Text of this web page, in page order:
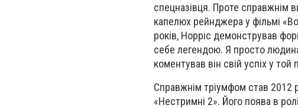
спецназівця. Проте справжнім
капелюх рейнджера у фільмі
років, Норріс демонстрував
себе легендою. Я просто
коментував він свій успіх у той
Справжнім тріумфом став 2012
«Нестримні 2». Його поява в